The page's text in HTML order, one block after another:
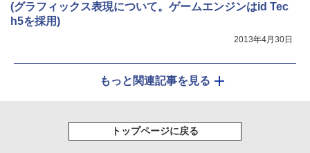
(グラフィックス表現について。ゲームエンジンはid Tec
h5を採用)
2013年4月30日
もっと関連記事を見る
トップページに戻る